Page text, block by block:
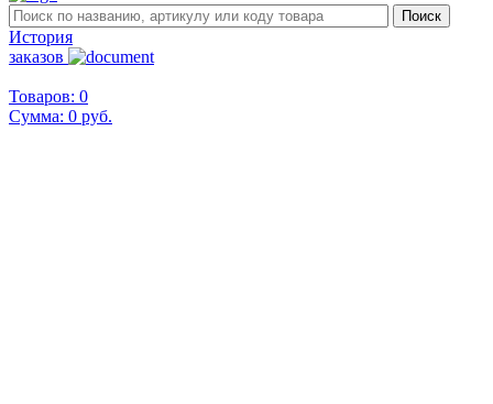
История
заказов
Товаров: 0
Сумма: 0 руб.